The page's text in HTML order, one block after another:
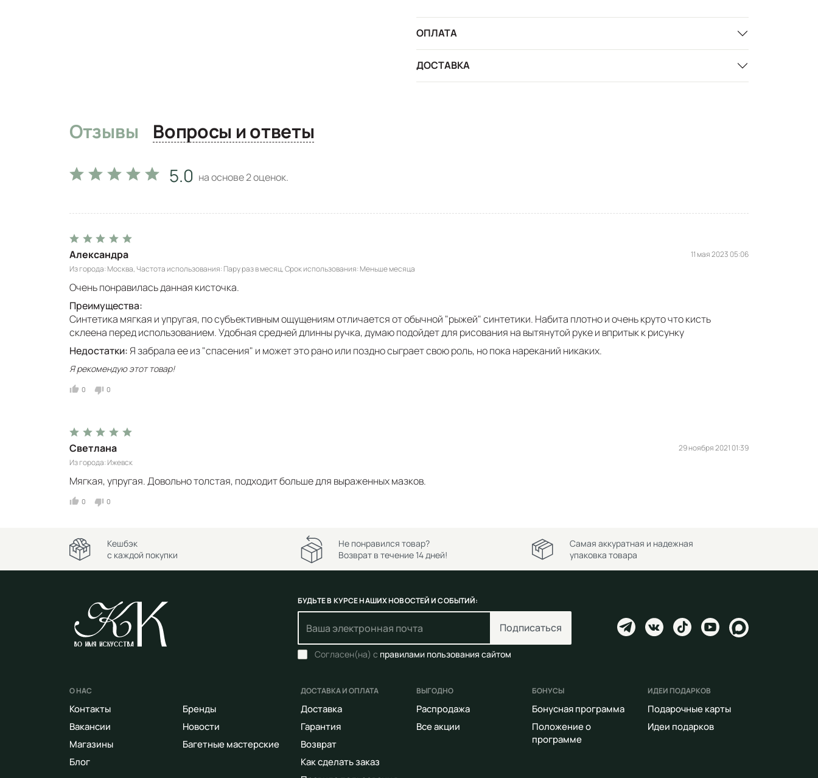
ОПЛАТА
ДОСТАВКА
Отзывы Вопросы и ответы
5.0 на основе2оценок.
Александра
Из города Москва Частота использования Пару раз в месяц Срок использования Меньше месяца
11 мая 2023 05:06
Очень понравилась данная кисточка.
Преимущества:
Синтетика мягкая и упругая, по субъективным ощущениям отличается от обычной "рыжей" синтетики. Набита плотно и очень круто что кисть
склеена перед использованием. Удобная средней длинны ручка, думаю подойдет для рисования на вытянутой руке и впритык к рисунку
Недостатки:Я забрала ее из "спасения" и может это рано или поздно сыграет свою роль, но пока нареканий никаких.
Я рекомендую этот товар!
0 0
Светлана
Из города Ижевск
29 ноября 2021 01:39
Мягкая, упругая. Довольно толстая, подходит больше для выраженных мазков.
0 0
Кешбэк
с каждой покупки
Не понравился товар?
Возврат в течение 14 дней!
Самая аккуратная и надежная
упаковка товара
БУДЬТЕ В КУРСЕ НАШИХ НОВОСТЕЙ И СОБЫТИЙ:
Подписаться
Согласен(на) с правилами пользования сайтом
О НАС
Контакты
Вакансии
Магазины
Блог
Бренды
Новости
Багетные мастерские
ДОСТАВКА И ОПЛАТА
Доставка
Гарантия
Возврат
Как сделать заказ
ВЫГОДНО
Распродажа
Все акции
БОНУСЫ
Бонусная программа
Положение о
программе
ИДЕИ ПОДАРКОВ
Подарочные карты
Идеи подарков